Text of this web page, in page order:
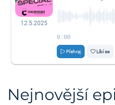
12.5.2025
0:00
Přehraj Líbí se
Nejnovější